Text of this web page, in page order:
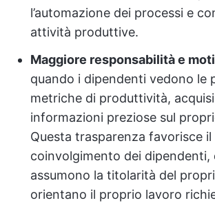
l’automazione dei processi e
attività produttive.
Maggiore responsabilità e
quando i dipendenti vedono le
metriche di produttività,
informazioni preziose sul
Questa trasparenza favorisce il
coinvolgimento dei dipendenti,
assumono la titolarità del
orientano il proprio lavoro